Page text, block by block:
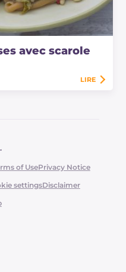
avec scarole
LIRE
of UsePrivacy Notice
settingsDisclaimer